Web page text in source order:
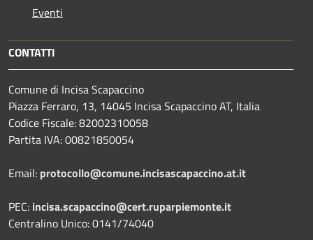
Eventi
CONTATTI
Comune di Incisa Scapaccino
Piazza Ferraro, 13, 14045 Incisa Scapaccino AT, Italia
Codice Fiscale: 82002310058
Partita IVA: 00821850054
Email: protocollo@comune.incisascapaccino.at.it
PEC: incisa.scapaccino@cert.ruparpiemonte.it
Centralino Unico: 0141/74040